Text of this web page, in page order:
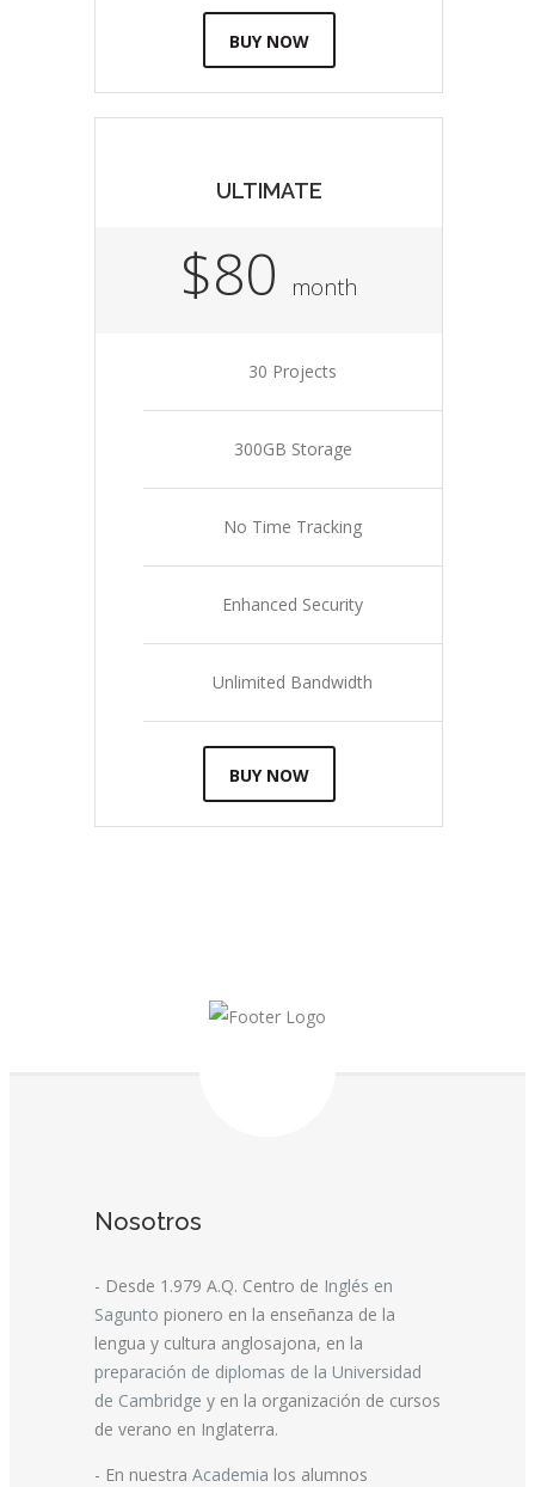
BUY NOW
ULTIMATE
$80 month
30 Projects
300GB Storage
No Time Tracking
Enhanced Security
Unlimited Bandwidth
BUY NOW
Nosotros
- Desde 1.979 A.Q. Centro de Inglés en
Sagunto pionero en la enseñanza de la
lengua y cultura anglosajona, en la
preparación de diplomas de la Universidad
de Cambridge y en la organización de cursos
de verano en Inglaterra.
- En nuestra Academia los alumnos